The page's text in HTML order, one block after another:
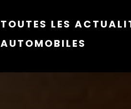
TOUTES LES
AUTOMOBILES